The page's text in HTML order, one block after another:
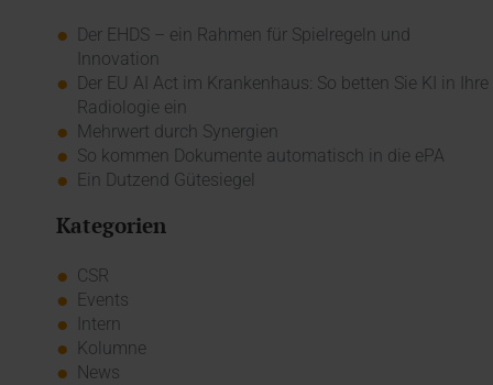
Der EHDS – ein Rahmen für Spielregeln und
Innovation
Der EU AI Act im Krankenhaus: So betten Sie KI in Ihre
Radiologie ein
Mehrwert durch Synergien
So kommen Dokumente automatisch in die ePA
Ein Dutzend Gütesiegel
Kategorien
CSR
Events
Intern
Kolumne
News